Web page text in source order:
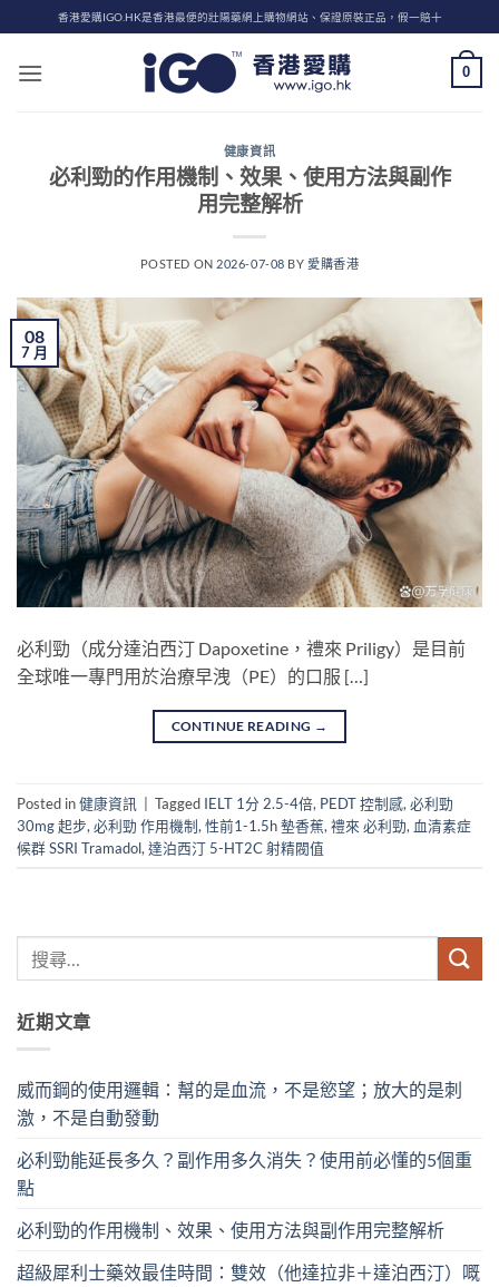
to
content
香港愛購IGO.HK是香港最便的壯陽藥網上購物網站、保證原裝正品，假一賠十
0
健康資訊
必利勁的作用機制、效果、使用方法與副作
用完整解析
POSTED ON 2026-07-08 BY愛購香港
08
7 月
必利勁（成分達泊西汀 Dapoxetine，禮來 Priligy）是目前
全球唯一專門用於治療早洩（PE）的口服 […]
CONTINUE READING →
Posted in健康資訊 Tagged IELT 1分 2.5-4倍, PEDT 控制感, 必利勁
30mg 起步, 必利勁 作用機制, 性前1-1.5h 墊香蕉, 禮來 必利勁, 血清素症
候群 SSRI Tramadol, 達泊西汀 5-HT2C 射精閥值
近期文章
威而鋼的使用邏輯：幫的是血流，不是慾望；放大的是刺
激，不是自動發動
必利勁能延長多久？副作用多久消失？使用前必懂的5個重
點
必利勁的作用機制、效果、使用方法與副作用完整解析
超級犀利士藥效最佳時間：雙效（他達拉非＋達泊西汀）嘅